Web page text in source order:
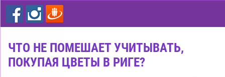
цветы
дешево
Рига
ЧТО НЕ ПОМЕШАЕТ УЧИТЫВАТЬ,
ПОКУПАЯ ЦВЕТЫ В РИГЕ?